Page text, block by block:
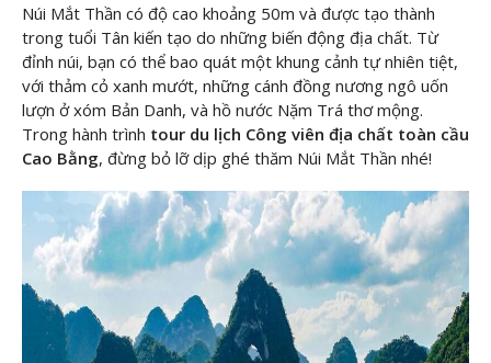
Núi Mắt Thần có độ cao khoảng 50m và được tạo thành
trong tuổi Tân kiến tạo do những biến động địa chất. Từ
đỉnh núi, bạn có thể bao quát một khung cảnh tự nhiên tiệt,
với thảm cỏ xanh mướt, những cánh đồng nương ngô uốn
lượn ở xóm Bản Danh, và hồ nước Nặm Trá thơ mộng.
Trong hành trình tour du lịch Công viên địa chất toàn cầu
Cao Bằng, đừng bỏ lỡ dịp ghé thăm Núi Mắt Thần nhé!